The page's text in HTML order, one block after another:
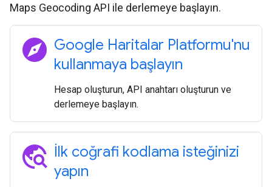
Maps Geocoding API ile derlemeye başlayın.
explore Google Haritalar Platformu'nu
kullanmaya başlayın
Hesap oluşturun, API anahtarı oluşturun ve
derlemeye başlayın.
travel_explore İlk coğrafi kodlama isteğinizi
yapın